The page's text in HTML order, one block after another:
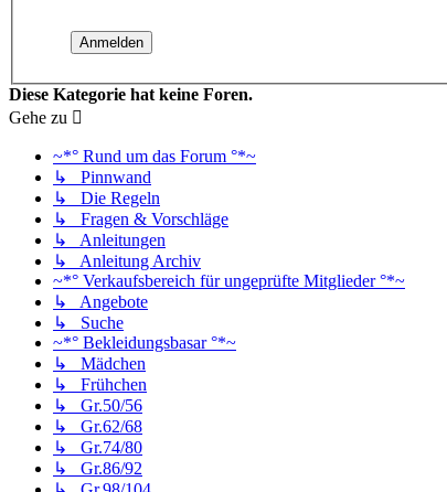
Diese Kategorie hat keine Foren.
Gehe zu
~*° Rund um das Forum °*~
↳ Pinnwand
↳ Die Regeln
↳ Fragen & Vorschläge
↳ Anleitungen
↳ Anleitung Archiv
~*° Verkaufsbereich für ungeprüfte Mitglieder °*~
↳ Angebote
↳ Suche
~*° Bekleidungsbasar °*~
↳ Mädchen
↳ Frühchen
↳ Gr.50/56
↳ Gr.62/68
↳ Gr.74/80
↳ Gr.86/92